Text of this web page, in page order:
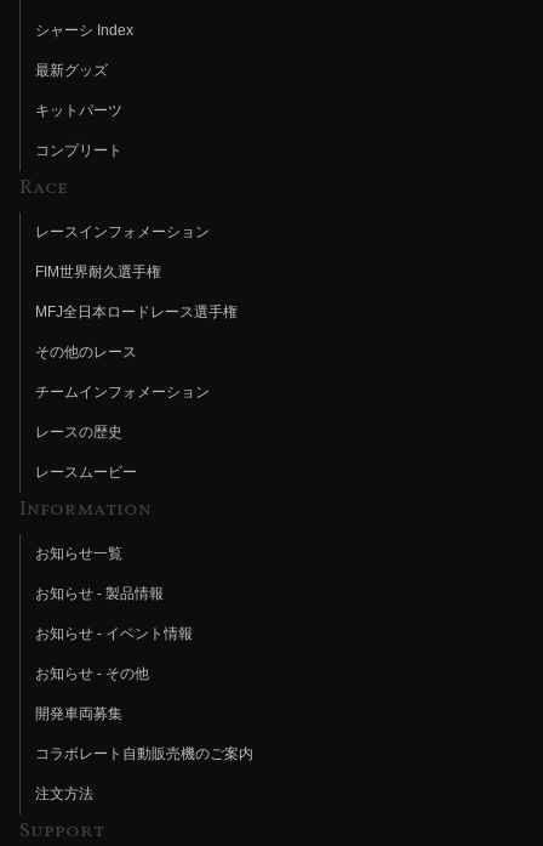
シャーシ Index
最新グッズ
キットパーツ
コンプリート
Race
レースインフォメーション
FIM世界耐久選手権
MFJ全日本ロードレース選手権
その他のレース
チームインフォメーション
レースの歴史
レースムービー
Information
お知らせ一覧
お知らせ - 製品情報
お知らせ - イベント情報
お知らせ - その他
開発車両募集
コラボレート自動販売機のご案内
注文方法
Support